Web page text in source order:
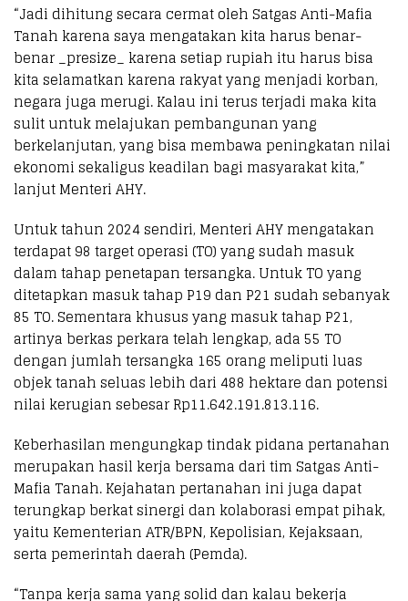
“Jadi dihitung secara cermat oleh Satgas Anti-Mafia
Tanah karena saya mengatakan kita harus benar-
benar _presize_ karena setiap rupiah itu harus bisa
kita selamatkan karena rakyat yang menjadi korban,
negara juga merugi. Kalau ini terus terjadi maka kita
sulit untuk melajukan pembangunan yang
berkelanjutan, yang bisa membawa peningkatan nilai
ekonomi sekaligus keadilan bagi masyarakat kita,”
lanjut Menteri AHY.
Untuk tahun 2024 sendiri, Menteri AHY mengatakan
terdapat 98 target operasi (TO) yang sudah masuk
dalam tahap penetapan tersangka. Untuk TO yang
ditetapkan masuk tahap P19 dan P21 sudah sebanyak
85 TO. Sementara khusus yang masuk tahap P21,
artinya berkas perkara telah lengkap, ada 55 TO
dengan jumlah tersangka 165 orang meliputi luas
objek tanah seluas lebih dari 488 hektare dan potensi
nilai kerugian sebesar Rp11.642.191.813.116.
Keberhasilan mengungkap tindak pidana pertanahan
merupakan hasil kerja bersama dari tim Satgas Anti-
Mafia Tanah. Kejahatan pertanahan ini juga dapat
terungkap berkat sinergi dan kolaborasi empat pihak,
yaitu Kementerian ATR/BPN, Kepolisian, Kejaksaan,
serta pemerintah daerah (Pemda).
“Tanpa kerja sama yang solid dan kalau bekerja